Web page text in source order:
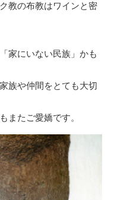
教の布教はワインと密
家にいない民族」かも
族や仲間をとても大切
またご愛嬌です。